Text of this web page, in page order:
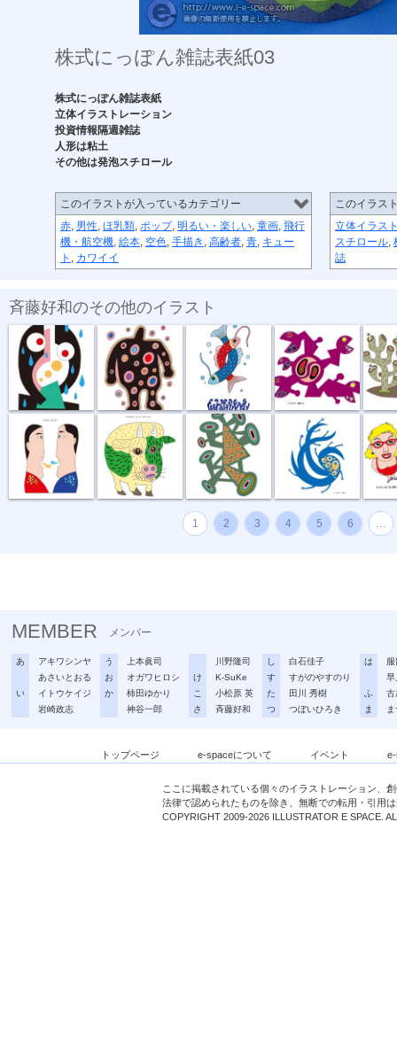
株式にっぽん雑誌表紙03
株式にっぽん雑誌表紙
立体イラストレーション
投資情報隔週雑誌
人形は粘土
その他は発泡スチロール
このイラストが入っているカテゴリー
赤, 男性, ほ乳類, ポップ, 明るい・楽しい, 童画, 飛行
機・航空機, 絵本, 空色, 手描き , 高齢者, 青, キュー
ト , カワイイ
このイラス
立体イラス
スチロール,
誌
斉藤好和のその他のイラスト
傘がない 正体不明 深海の恋
話し合い オハヨーゴザ... 噂の出所 風祭り ハイ
1 2 3 4 5 6 …
MEMBER メンバー
あ
アキワシンヤ
あさいとおる
い
イトウケイジ
岩崎政志
う
上本眞司
お
オガワヒロシ
か
柿田ゆかり
神谷一郎
川野隆司
け
K-SuKe
こ
小松原 英
さ
斉藤好和
し
白石佳子
す
すがのやすのり
た
田川 秀樹
つ
つぼいひろき
は
早
ふ
古
ま
トップページ e-spaceについて イベント
ここに掲載されている個々のイラストレーション、
法律で認められたものを除き、無断での転用・引用
COPYRIGHT 2009-2026 ILLUSTRATOR E SPACE.